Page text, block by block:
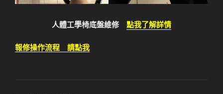
人體工學椅底盤維修 點我了解詳情
報修操作流程 請點我